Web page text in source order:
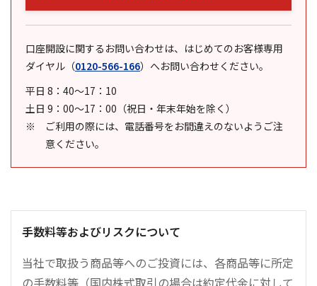
口座開設に関するお問い合わせは、はじめてのお客様専用
ダイヤル （0120-566-166） へお問い合わせください。
平日 8：40～17：10
土日 9：00～17：00（祝日・年末年始を除く）
ご利用の際には、電話番号をお間違えのないようご注
意ください。
手数料等およびリスクについて
当社で取扱う商品等へのご投資には、各商品等に所定